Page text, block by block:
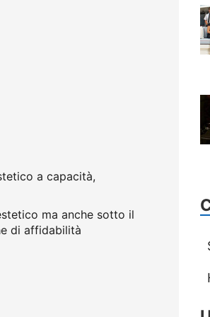
a capacità,
ma anche sotto il
di affidabilità